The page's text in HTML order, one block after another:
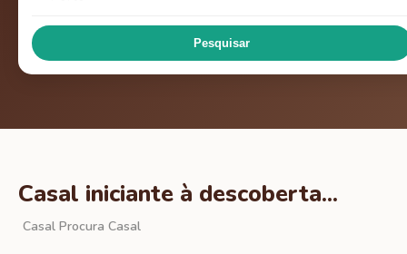
Pesquisar
Casal iniciante à descoberta...
Casal Procura Casal